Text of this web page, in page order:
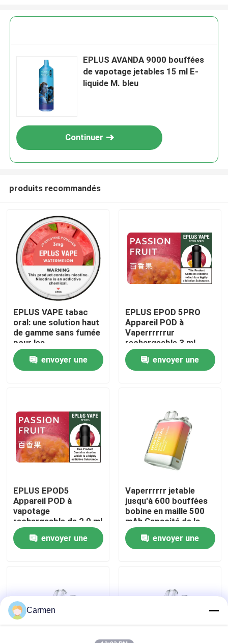
Aperçu
Vidéos
A propos de nous
Contrôle de la qualité
Contact
Vape à base de vozole
EPLUS AVANDA 9000 bouffées
de vapotage jetables 15 ml E-
liquide M. bleu
Continuer
produits recommandés
EPLUS VAPE tabac
oral: une solution haut
de gamme sans fumée
pour les
professionnels les
plus exigeants
envoyer une
EPLUS EPOD 5PRO
Appareil POD à
Vaperrrrrrur
rechargeable 3 ml
Capacité liquide 20
mg/ml de nicotine
envoyer une
EPLUS EPOD5
Appareil POD à
vapotage
rechargeable de 2,0 ml
Capacité liquide 20
mg/ml Nicotine 21
Options de saveur
envoyer une
Vaperrrrrr jetable
jusqu'à 600 bouffées
bobine en maille 500
mAh Capacité de la
batterie 2 ml E-liquide
Ananas Pêche Mango
envoyer une
Carmen